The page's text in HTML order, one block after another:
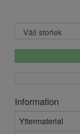
Information
Yttermaterial